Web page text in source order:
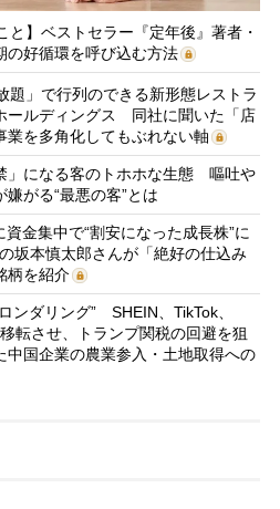
と】ベストセラー『定年後』著者・
の好循環を呼び込む方法
題」で行列のできる新形態レストラ
ールディングス 同社に聞いた「店
業を多角化してもぶれない軸
」になる客のトホホな生態 嘔吐や
がる“最悪の客”とは
金集中で“割安になった成長株”に
坂本慎太郎さんが「絶好の仕込み
柄を紹介
ンダリング” SHEIN、TikTok、
転させ、トランプ関税の回避を狙
国企業の農業参入・土地取得への